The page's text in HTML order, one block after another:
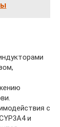
с
и